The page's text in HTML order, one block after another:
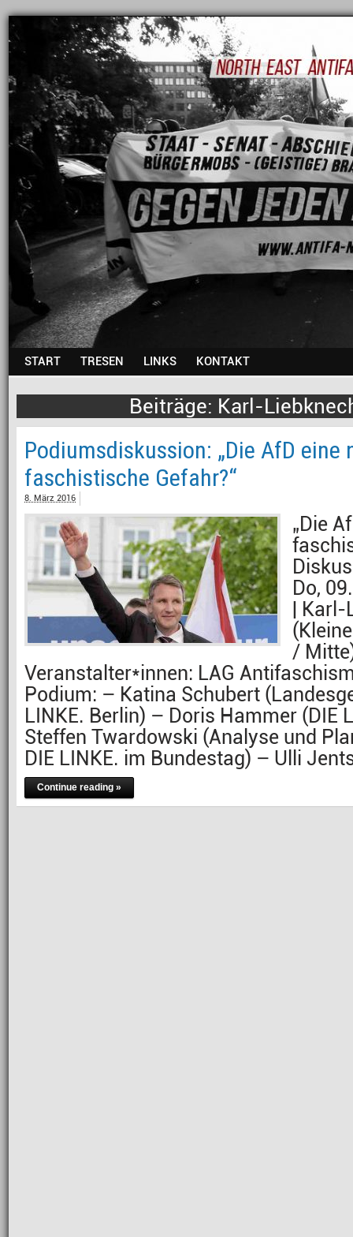
START TRESEN LINKS KONTAKT
Karl-
Podiumsdiskussion: „Die AfD eine
faschistische Gefahr?“
8. März 2016
„Die
Do,
|
/
Veranstalter*innen: LAG
Podium: – Katina Schubert
LINKE. Berlin) – Doris Hammer (DIE
Steffen Twardowski (Analyse und
DIE LINKE. im Bundestag) – Ulli
Continue reading »